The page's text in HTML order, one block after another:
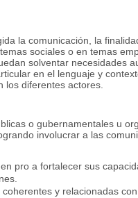
la comunicación, la
sociales o en temas
solventar necesidades
en el lenguaje y
los diferentes actores.
o gubernamentales u
involucrar a las
pro a fortalecer sus
y relacionadas